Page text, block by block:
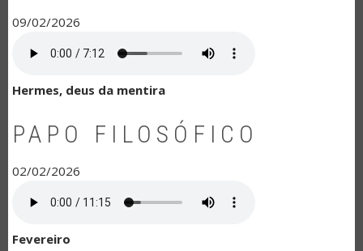
09/02/2026
Hermes, deus da mentira
PAPO FILOSÓFICO
02/02/2026
Fevereiro